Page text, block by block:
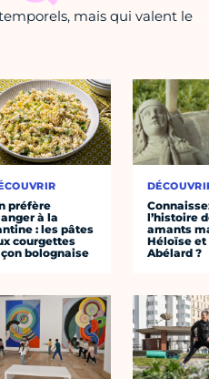
mais qui valent le
préfère
à la
: les pâtes
courgettes
bolognaise
l’histoire
amants
Héloïse et
Abélard ?